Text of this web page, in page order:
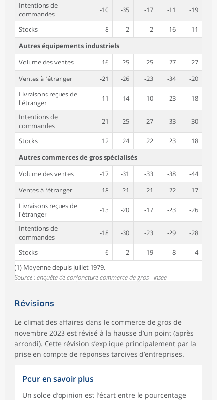
Intentions de
commandes
-10 -35 -17 -11 -19
Stocks 8 -2 2 16
11
Autres équipements industriels
Volume des ventes
-16 -25 -25 -27
-27
Ventes à l’étranger
-21 -26 -23 -34
-20
Livraisons reçues de
l'étranger
-11 -14 -10 -23 -18
Intentions de
commandes
-21 -25 -27 -33 -30
Stocks 12 24 22 23
18
Autres commerces de gros spécialisés
Volume des ventes
-17 -31 -33 -38
-44
Ventes à l’étranger
-18 -21 -21 -22
-17
Livraisons reçues de
l'étranger
-13 -20 -17 -23 -26
Intentions de
commandes
-18 -30 -23 -29 -28
Stocks 6 2 19 8
4
(1) Moyenne depuis juillet 1979.
Source : enquête de conjoncture commerce de gros - Insee
Révisions
Le climat des affaires dans le commerce de gros de
novembre 2023 est révisé à la hausse d’un point (après
arrondi). Cette révision s’explique principalement par la
prise en compte de réponses tardives d’entreprises.
Pour en savoir plus
Un solde d’opinion est l’écart entre le pourcentage